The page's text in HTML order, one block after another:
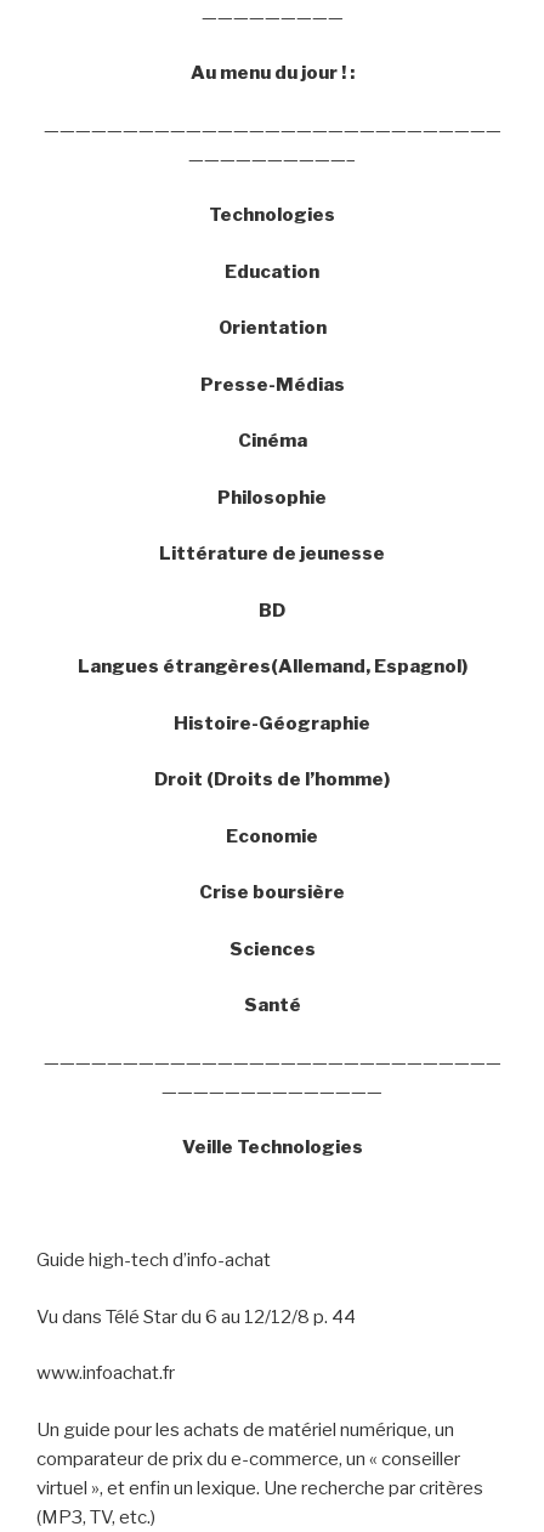
—————————
Au menu du jour ! :
—————————————————————————————
——————————–
Technologies
Education
Orientation
Presse-Médias
Cinéma
Philosophie
Littérature de jeunesse
BD
Langues étrangères(Allemand, Espagnol)
Histoire-Géographie
Droit (Droits de l’homme)
Economie
Crise boursière
Sciences
Santé
—————————————————————————————
——————————————
Veille Technologies
Guide high-tech d’info-achat
Vu dans Télé Star du 6 au 12/12/8 p. 44
www.infoachat.fr
Un guide pour les achats de matériel numérique, un
comparateur de prix du e-commerce, un « conseiller
virtuel », et enfin un lexique. Une recherche par critères
(MP3, TV, etc.)